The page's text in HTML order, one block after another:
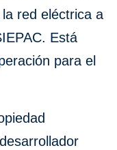
red eléctrica a
Está
para el